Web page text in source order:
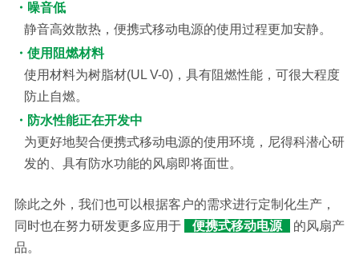
・噪音低
静音高效散热，便携式移动电源的使用过程更加安静。
・使用阻燃材料
使用材料为树脂材(UL V-0)，具有阻燃性能，可很大程度
防止自燃。
・防水性能正在开发中
为更好地契合便携式移动电源的使用环境，尼得科潜心研
发的、具有防水功能的风扇即将面世。
除此之外，我们也可以根据客户的需求进行定制化生产，
同时也在努力研发更多应用于
便携式移动电源
的风扇产
品。